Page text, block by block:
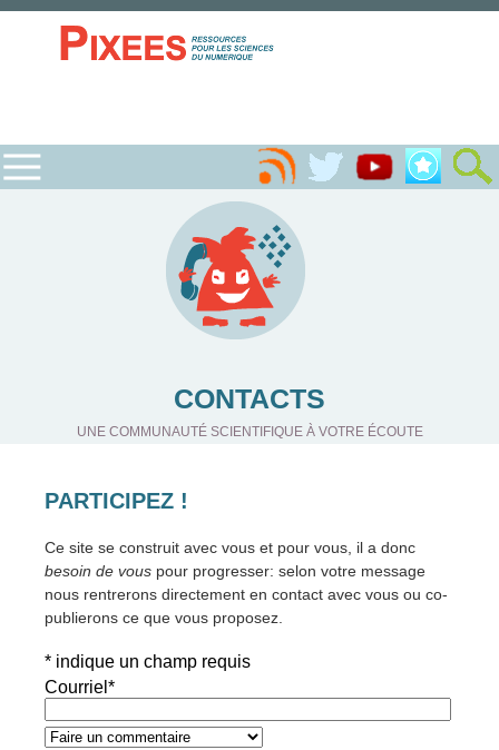
CONTACTS
UNE COMMUNAUTÉ SCIENTIFIQUE À VOTRE ÉCOUTE
PARTICIPEZ !
Ce site se construit avec vous et pour vous, il a donc
besoin de vous pour progresser: selon votre message
nous rentrerons directement en contact avec vous ou co-
publierons ce que vous proposez.
* indique un champ requis
Courriel *